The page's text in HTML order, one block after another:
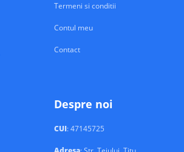
Termeni si conditii
Contul meu
Contact
Despre noi
CUI: 47145725